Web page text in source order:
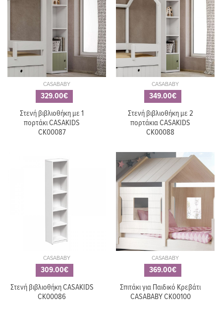
CASABABY
329.00€
Στενή βιβλιοθήκη με 1
πορτάκι CASAKIDS
CK00087
CASABABY
349.00€
Στενή βιβλιοθήκη με 2
πορτάκια CASAKIDS
CK00088
CASABABY
309.00€
Στενή βιβλιοθήκη CASAKIDS
CK00086
CASABABY
369.00€
Σπιτάκι για Παιδικό Κρεβάτι
CASABABY CK00100